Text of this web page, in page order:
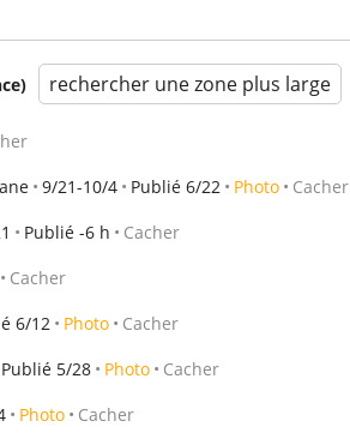
rechercher une zone plus large
9/21-10/4 Publié 6/22 Photo Cacher
Publié -6 h Cacher
Cacher
6/12 Photo Cacher
Publié 5/28 Photo Cacher
Photo Cacher